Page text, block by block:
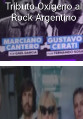
Tributo Oxígeno al
Rock Argentino